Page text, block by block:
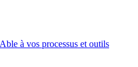
à vos processus et outils